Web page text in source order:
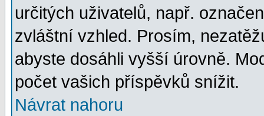
určitých uživatelů, např.
zvláštní vzhled. Prosím,
abyste dosáhli vyšší úrovně.
počet vašich příspěvků snížit.
Návrat nahoru